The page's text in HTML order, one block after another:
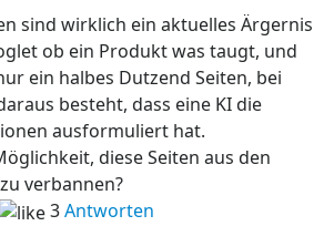
sind wirklich ein aktuelles Ärgernis
ob ein Produkt was taugt, und
ein halbes Dutzend Seiten, bei
besteht, dass eine KI die
ausformuliert hat.
diese Seiten aus den
verbannen?
3Antworten